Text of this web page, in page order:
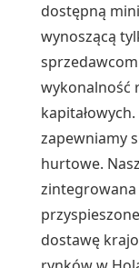
dostępną
wynoszącą
wykonalność
zapewniamy
hurtowe.
zintegrowana
dostawę